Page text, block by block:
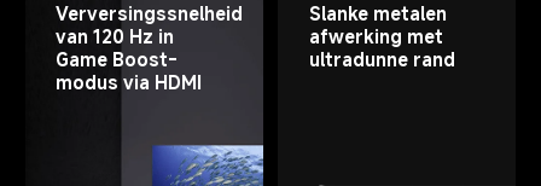
Verversingssnelheid
van 120 Hz in
Game Boost-
modus via HDMI
Slanke metalen
afwerking met
ultradunne rand